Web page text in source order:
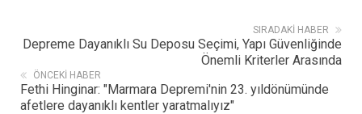
SIRADAKI HABER
Depreme Dayanıklı Su Deposu Seçimi, Yapı Güvenliğinde
Önemli Kriterler Arasında
ÖNCEKI HABER
Fethi Hinginar: "Marmara Depremi'nin 23. yıldönümünde
afetlere dayanıklı kentler yaratmalıyız"